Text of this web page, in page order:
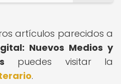
artículos parecidos a
Nuevos Medios y
puedes visitar la
.